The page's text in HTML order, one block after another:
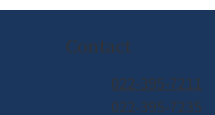
Contact
022-395-7211
022-395-7235